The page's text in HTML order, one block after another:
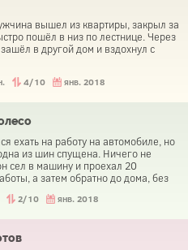
вышел из квартиры, закрыл за
пошёл в низ по лестнице. Через
в другой дом и вздохнул с
4/10 янв. 2018
ехать на работу на автомобиле, но
из шин спущена. Ничего не
сел в машину и проехал 20
а затем обратно до дома, без
2/10 янв. 2018